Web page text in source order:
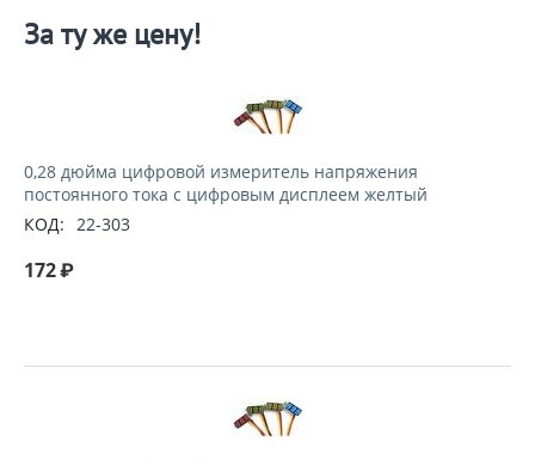
За ту же цену!
0,28 дюйма цифровой измеритель напряжения
постоянного тока с цифровым дисплеем желтый
КОД: 22-303
172₽